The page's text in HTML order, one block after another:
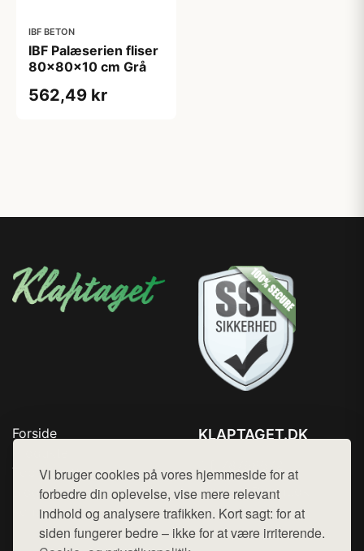
Vi bruger cookies på vores hjemmeside for at
forbedre din oplevelse, vise mere relevant
indhold og analysere trafikken. Kort sagt: for at
siden fungerer bedre – ikke for at være irriterende.
IBF BETON
IBF Palæserien fliser
80x80x10 cm Grå
562,49 kr
Forside
Top Rabatter
Blog
Kontakt
KLAPTAGET.DK
Mail: hej@want.dk
Cookie- og privatlivspolitik